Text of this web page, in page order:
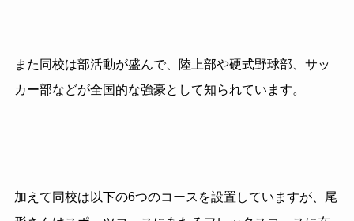
また同校は部活動が盛んで、陸上部や硬式野球部、サッ
カー部などが全国的な強豪として知られています。
加えて同校は以下の6つのコースを設置していますが、尾